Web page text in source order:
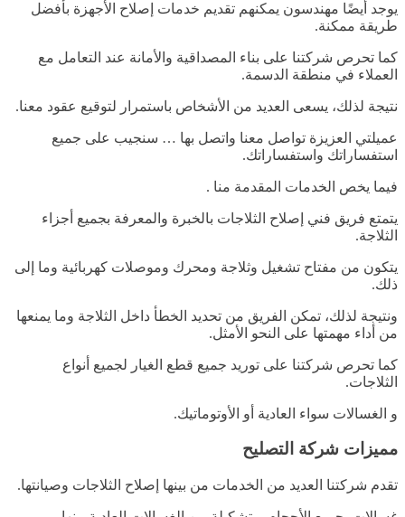
يوجد أيضًا مهندسون يمكنهم تقديم خدمات إصلاح الأجهزة بأفضل
طريقة ممكنة.
كما تحرص شركتنا على بناء المصداقية والأمانة عند التعامل مع
العملاء في منطقة الدسمة.
نتيجة لذلك، يسعى العديد من الأشخاص باستمرار لتوقيع عقود معنا.
عميلتي العزيزة تواصل معنا واتصل بها … سنجيب على جميع
استفساراتك واستفساراتك.
فيما يخص الخدمات المقدمة منا .
يتمتع فريق فني إصلاح الثلاجات بالخبرة والمعرفة بجميع أجزاء
الثلاجة.
يتكون من مفتاح تشغيل وثلاجة ومحرك وموصلات كهربائية وما إلى
ذلك.
ونتيجة لذلك، تمكن الفريق من تحديد الخطأ داخل الثلاجة وما يمنعها
من أداء مهمتها على النحو الأمثل.
كما تحرص شركتنا على توريد جميع قطع الغيار لجميع أنواع
الثلاجات.
و الغسالات سواء العادية أو الأوتوماتيك.
مميزات شركة التصليح
تقدم شركتنا العديد من الخدمات من بينها إصلاح الثلاجات وصيانتها.